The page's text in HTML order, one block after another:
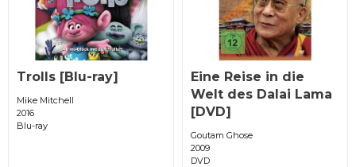
Trolls [Blu-ray]
Mike Mitchell
2016
Blu-ray
Eine Reise in die
Welt des Dalai Lama
[DVD]
Goutam Ghose
2009
DVD